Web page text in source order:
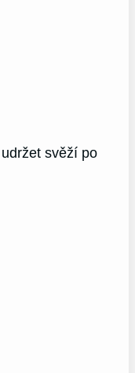
svěží po